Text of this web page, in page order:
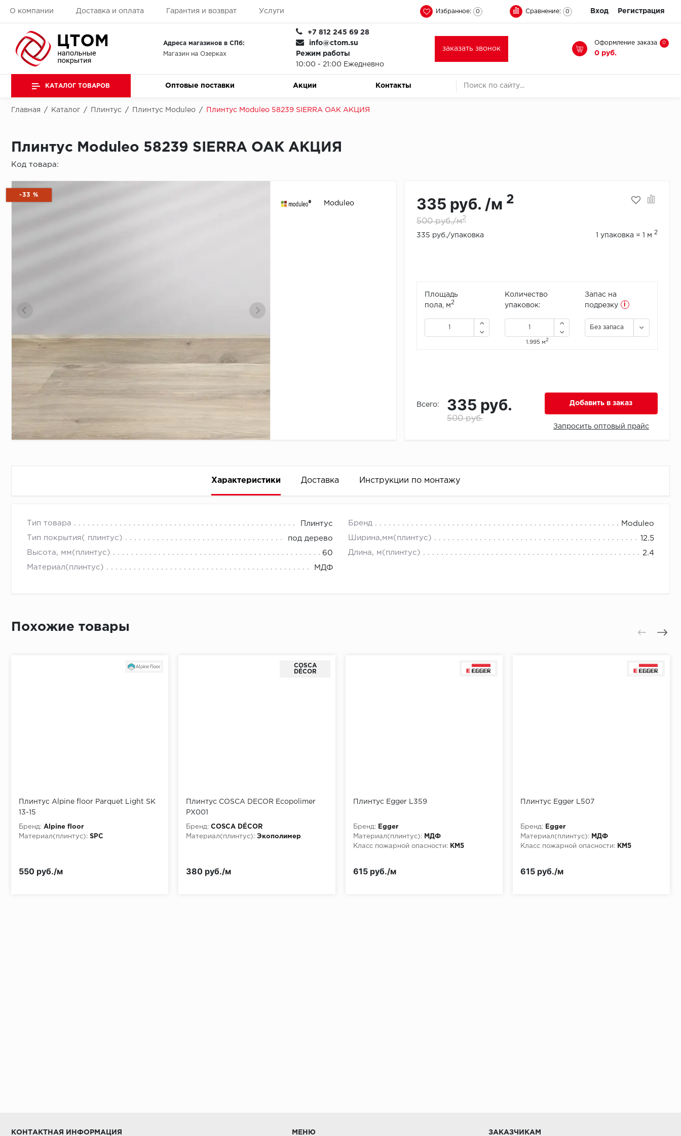
О компании Доставка и оплата Гарантия и возврат Услуги Избранное: 0 Сравнение: 0 Вход Регистрация
Адреса магазинов в СПб:
Магазин на Озерках
+7 812 245 69 28
info@ctom.su
Режим работы
10:00 - 21:00 Ежедневно
заказать звонок
Оформление заказа 0
0 руб.
КАТАЛОГ ТОВАРОВ Оптовые поставки Акции Контакты
Главная / Каталог / Плинтус / Плинтус Moduleo / Плинтус Moduleo 58239 SIERRA OAK АКЦИЯ
Плинтус Moduleo 58239 SIERRA OAK АКЦИЯ
Код товара:
-33 %
Moduleo 335 руб. /м 2
500 руб./м2
335 руб./упаковка 1 упаковка = 1 м 2
Площадь
пола, м2
Количество
упаковок:
1.995 м2
Запас на
подрезку
i
Без запаса
Всего: 335 руб.
500 руб.
Добавить в заказ
Запросить оптовый прайс
Характеристики Доставка Инструкции по монтажу
Тип товара Плинтус Бренд Moduleo
Тип покрытия( плинтус) под дерево Ширина,мм(плинтус) 12.5
Высота, мм(плинтус) 60 Длина, м(плинтус) 2.4
Материал(плинтус) МДФ
Монтаж последнего ряда:
Похожие товары
Плинтус Alpine floor Parquet Light SK
13-15
Бренд: Alpine floor
Материал(плинтус): SPC
550 руб./м
COSCA
DÉCOR
Плинтус COSCA DECOR Ecopolimer
PX001
Бренд: COSCA DÉCOR
Материал(плинтус): Экополимер
380 руб./м
Плинтус Egger L359
Бренд:
Egger
Материал(плинтус):
МДФ
Класс пожарной опасности:
КМ5
615 руб./м
Плинтус Egger L507
Бренд:
Egger
Материал(плинтус):
МДФ
Класс пожарной опасности:
КМ5
615 руб./м
КОНТАКТНАЯ ИНФОРМАЦИЯ МЕНЮ ЗАКАЗЧИКАМ